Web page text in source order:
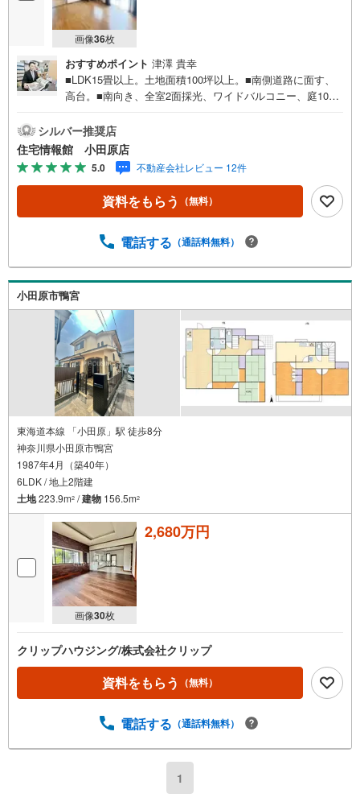
画像36枚
おすすめポイント 津澤 貴幸
■LDK15畳以上。土地面積100坪以上。■南側道路に面す、
高台。■南向き、全室2面採光、ワイドバルコニー、庭10坪
プンキッチンで使いやすい。■食器洗乾燥機付で便利。■浴
室に窓付でバスタイムを快適に過ごせます。住宅情報館は
関東エリアに店舗展開しております。豊富な物件情報をご
用意して皆様の住まい探しをお手伝いしております。まず
は最寄りの住宅情報館にお気軽にご相談ください。住宅ロ
ーン相談会も同時開催中無理のない住宅ローンの試算やご
りとした資金計画のアドバイスをさせて頂きますので、お
シルバー推奨店
住宅情報館 小田原店
5.0 不動産会社レビュー 12件
資料をもらう （無料）
電話する （通話料無料）
小田原市鴨宮
東海道本線 「小田原」駅 徒歩8分
神奈川県小田原市鴨宮
1987年4月（築40年）
6LDK / 地上2階建
土地223.9m2 /建物 156.5m2
画像30枚
2,680万円
クリップハウジング/株式会社クリップ
資料をもらう （無料）
電話する （通話料無料）
1